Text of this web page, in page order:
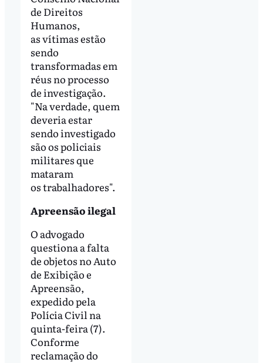
de Direitos
Humanos,
as vítimas estão
sendo
transformadas em
réus no processo
de investigação.
"Na verdade, quem
deveria estar
sendo investigado
são os policiais
militares que
mataram
os trabalhadores".
Apreensão ilegal
O advogado
questiona a falta
de objetos no Auto
de Exibição e
Apreensão,
expedido pela
Polícia Civil na
quinta-feira (7).
Conforme
reclamação do